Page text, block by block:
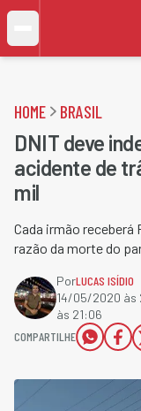
HOME BRASIL
DNIT deve
acidente de
mil
Cada irmão receberá
razão da morte do
PorLUCAS ISÍDIO
14/05/2020 às
às 21:06
COMPARTILHE